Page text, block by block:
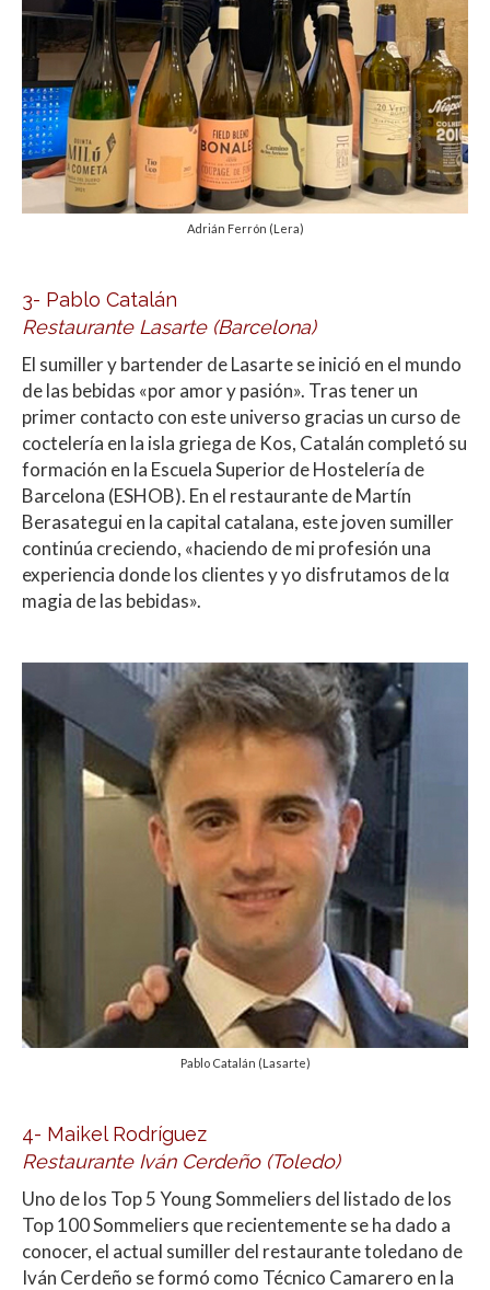
Adrián Ferrón (Lera)
3- Pablo Catalán
Restaurante Lasarte (Barcelona)
El sumiller y bartender de Lasarte se inició en el mundo
de las bebidas «por amor y pasión». Tras tener un
primer contacto con este universo gracias un curso de
coctelería en la isla griega de Kos, Catalán completó su
formación en la Escuela Superior de Hostelería de
Barcelona (ESHOB). En el restaurante de Martín
Berasategui en la capital catalana, este joven sumiller
continúa creciendo, «haciendo de mi profesión una
experiencia donde los clientes y yo disfrutamos de lα
magia de las bebidas».
Pablo Catalán (Lasarte)
4- Maikel Rodríguez
Restaurante Iván Cerdeño (Toledo)
Uno de los Top 5 Young Sommeliers del listado de los
Top 100 Sommeliers que recientemente se ha dado a
conocer, el actual sumiller del restaurante toledano de
Iván Cerdeño se formó como Técnico Camarero en la